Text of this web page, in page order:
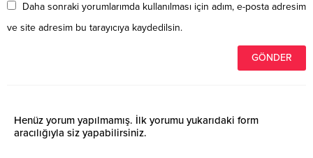
Daha sonraki yorumlarımda kullanılması için adım, e-posta adresim
ve site adresim bu tarayıcıya kaydedilsin.
Henüz yorum yapılmamış. İlk yorumu yukarıdaki form
aracılığıyla siz yapabilirsiniz.